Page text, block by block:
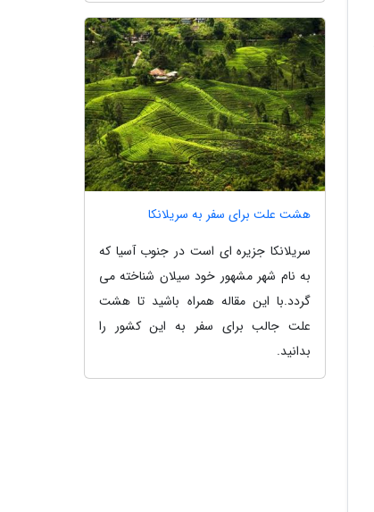
هشت علت برای سفر به سریلانکا
سریلانکا جزیره ای است در جنوب آسیا که
به نام شهر مشهور خود سیلان شناخته می
گردد.با این مقاله همراه باشید تا هشت
علت جالب برای سفر به این کشور را
بدانید.